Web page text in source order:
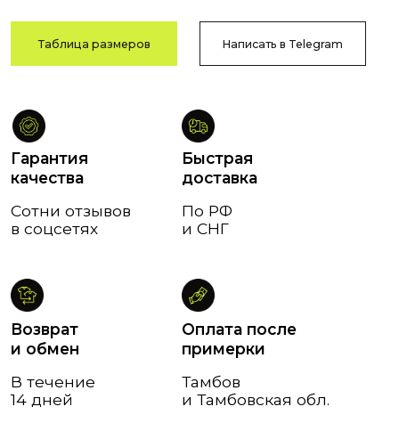
и Тамбовская обл.
14 дней